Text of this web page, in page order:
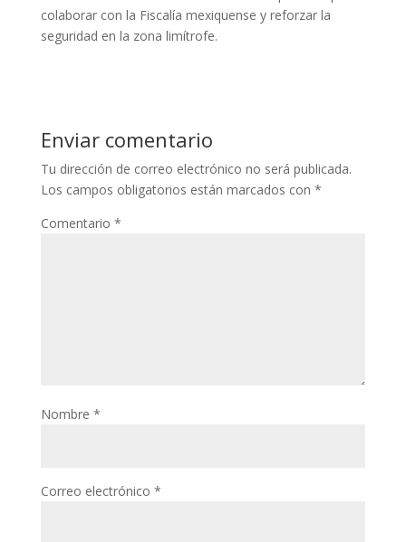
colaborar con la Fiscalía mexiquense y reforzar la
seguridad en la zona limítrofe.
Enviar comentario
Tu dirección de correo electrónico no será publicada.
Los campos obligatorios están marcados con *
Comentario *
Nombre *
Correo electrónico *